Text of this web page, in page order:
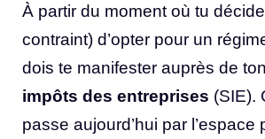
À partir du moment où tu
contraint) d’opter pour un
dois te manifester auprès de ton
impôts des entreprises (SIE).
passe aujourd’hui par l’espace